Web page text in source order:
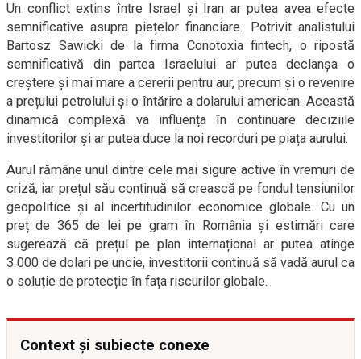
Un conflict extins între Israel și Iran ar putea avea efecte
semnificative asupra piețelor financiare. Potrivit analistului
Bartosz Sawicki de la firma Conotoxia fintech, o ripostă
semnificativă din partea Israelului ar putea declanșa o
creștere și mai mare a cererii pentru aur, precum și o revenire
a prețului petrolului și o întărire a dolarului american. Această
dinamică complexă va influența în continuare deciziile
investitorilor și ar putea duce la noi recorduri pe piața aurului.
Aurul rămâne unul dintre cele mai sigure active în vremuri de
criză, iar prețul său continuă să crească pe fondul tensiunilor
geopolitice și al incertitudinilor economice globale. Cu un
preț de 365 de lei pe gram în România și estimări care
sugerează că prețul pe plan internațional ar putea atinge
3.000 de dolari pe uncie, investitorii continuă să vadă aurul ca
o soluție de protecție în fața riscurilor globale.
Context și subiecte conexe